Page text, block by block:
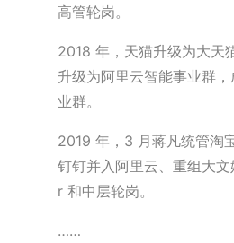
高管轮岗。
2018 年，天猫升级为大天
升级为阿里云智能事业群
业群。
2019 年，3 月蒋凡统管淘
钉钉并入阿里云、重组大
r 和中层轮岗。
……